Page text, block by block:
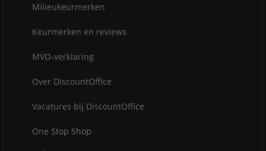
Milieukeurmerken
Keurmerken en reviews
MVO-verklaring
Over DiscountOffice
Vacatures bij DiscountOffice
One Stop Shop